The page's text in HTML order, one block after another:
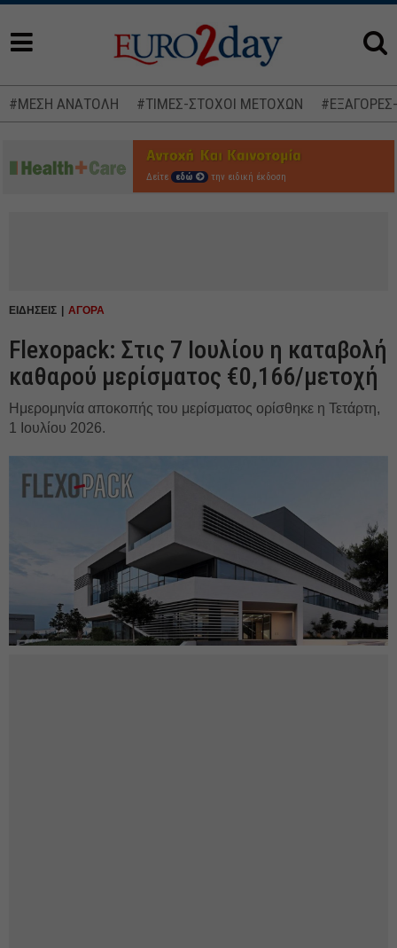
#ΜΕΣΗ ΑΝΑΤΟΛΗ #ΤΙΜΕΣ-ΣΤΟΧΟΙ ΜΕΤΟΧΩΝ
Δείτε εδώ την ειδική έκδοση
ΕΙΔΗΣΕΙΣ ΑΓΟΡΑ
Flexopack: Στις 7 Ιουλίου η καταβολή
καθαρού μερίσματος €0,166/μετοχή
Ημερομηνία αποκοπής του μερίσματος ορίσθηκε η Τετάρτη,
1 Ιουλίου 2026.